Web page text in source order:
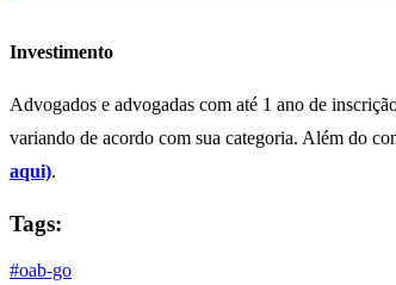
Investimento
Advogados e advogadas com até 1 ano de
variando de acordo com sua categoria. Além do
aqui).
Tags:
#oab-go